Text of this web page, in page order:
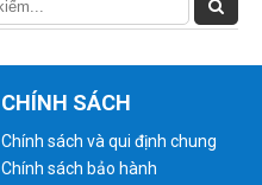
CHÍNH SÁCH
Chính sách và qui định chung
Chính sách bảo hành